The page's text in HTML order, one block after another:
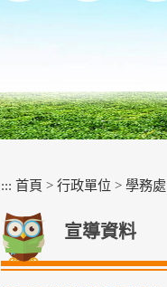
::: 首頁 > 行政單位 > 學務處
宣導資料